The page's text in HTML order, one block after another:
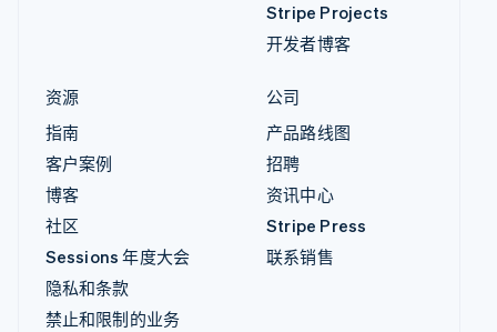
Stripe Projects
开发者博客
资源
指南
客户案例
博客
社区
Sessions 年度大会
隐私和条款
禁止和限制的业务
公司
产品路线图
招聘
资讯中心
Stripe Press
联系销售